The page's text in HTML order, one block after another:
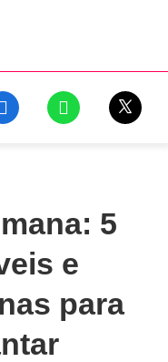
5
e
para